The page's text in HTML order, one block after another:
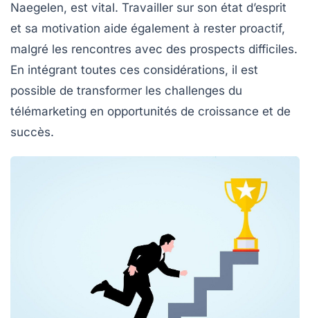
Naegelen, est vital. Travailler sur son état d’esprit
et sa motivation aide également à rester proactif,
malgré les rencontres avec des prospects difficiles.
En intégrant toutes ces considérations, il est
possible de transformer les challenges du
télémarketing en opportunités de croissance et de
succès.